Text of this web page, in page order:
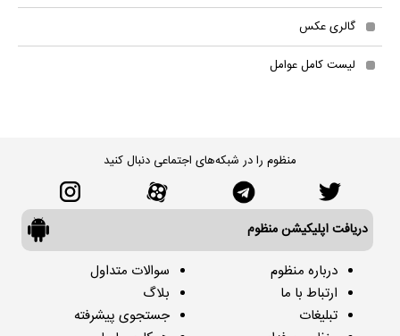
گالری عکس
لیست کامل عوامل
منظوم را در شبکه‌های اجتماعی دنبال کنید
دریافت اپلیکیشن منظوم
درباره منظوم
ارتباط با ما
تبلیغات
سوالات متداول
بلاگ
جستجوی پیشرفته